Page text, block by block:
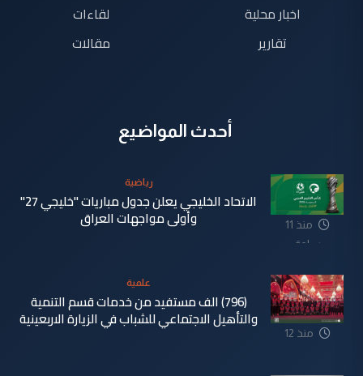
اخبار محلية
تقارير
لقاءات
مقالات
أحدث المواضيع
منذ 11
ساعة
رياضية
الاتحاد الخليجي يعلن جدول مباريات "خليجي 27"
وأولى مواجهات العراق
منذ 12
علمية
(796) الف مستفيد من خدمات قسم التنمية
والتأهيل الاجتماعي للشباب في الزيارة الاربعينية